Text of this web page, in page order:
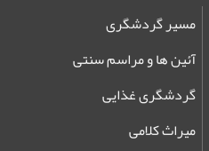
مسیر گردشگری
آئین ها و مراسم سنتی
گردشگری غذایی
میراث کلامی